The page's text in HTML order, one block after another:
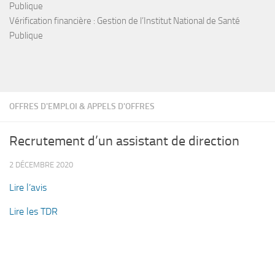
OFFRES D'EMPLOI & APPELS D'OFFRES
Recrutement d’un assistant de direction
2 DÉCEMBRE 2020
Lire l’avis
Lire les TDR
Publique
Vérification financière : Gestion de l’Institut National de Santé
Publique